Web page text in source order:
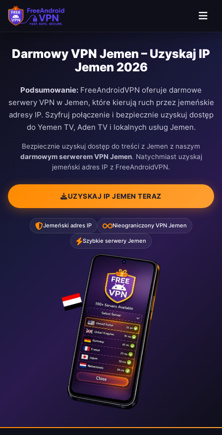
Darmowy VPN Jemen – Uzyskaj IP
Jemen 2026
Podsumowanie: FreeAndroidVPN oferuje darmowe
serwery VPN w Jemen, które kierują ruch przez jemeńskie
adresy IP. Szyfruj połączenie i bezpiecznie uzyskuj dostęp
do Yemen TV, Aden TV i lokalnych usług Jemen.
Bezpiecznie uzyskuj dostęp do treści z Jemen z naszym
darmowym serwerem VPN Jemen. Natychmiast uzyskaj
jemeński adres IP z FreeAndroidVPN.
UZYSKAJ IP JEMEN TERAZ
Jemeński adres IP Nieograniczony VPN Jemen
Szybkie serwery Jemen